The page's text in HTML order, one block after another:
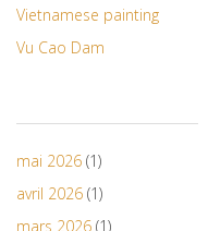
Vietnamese painting
Vu Cao Dam
mai 2026 (1)
avril 2026 (1)
mars 2026 (1)